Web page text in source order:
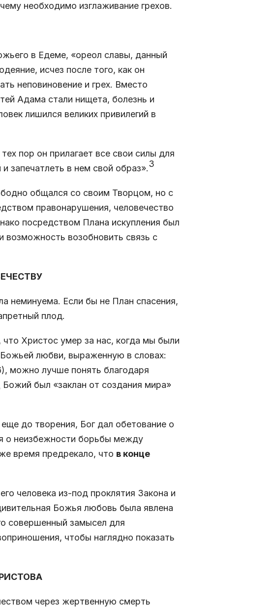
необходимо изглаживание грехов.
в Едеме, «ореол славы, данный
исчез после того, как он
неповиновение и грех. Вместо
Адама стали нищета, болезнь и
лишился великих привилегий в
пор он прилагает все свои силы для
запечатлеть в нем свой образ».3
общался со своим Творцом, но с
правонарушения, человечество
посредством Плана искупления был
возобновить связь с
неминуема. Если бы не План спасения,
плод.
Христос умер за нас, когда мы были
любви, выраженную в словах:
можно лучше понять благодаря
был «заклан от создания мира»
до творения, Бог дал обетование о
о неизбежности борьбы между
время предрекало, что в конце
человека из-под проклятия Закона и
Божья любовь была явлена
совершенный замысел для
чтобы наглядно показать
через жертвенную смерть